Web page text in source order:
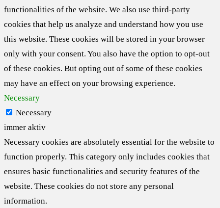
functionalities of the website. We also use third-party
cookies that help us analyze and understand how you use
this website. These cookies will be stored in your browser
only with your consent. You also have the option to opt-out
of these cookies. But opting out of some of these cookies
may have an effect on your browsing experience.
Necessary
Necessary
immer aktiv
Necessary cookies are absolutely essential for the website to
function properly. This category only includes cookies that
ensures basic functionalities and security features of the
website. These cookies do not store any personal
information.